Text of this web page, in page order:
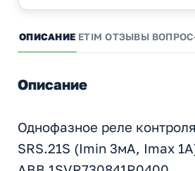
ОПИСАНИЕ ETIM ОТЗЫВЫ
Описание
Однофазное реле
SRS.21S (Imin 3мА, Imax